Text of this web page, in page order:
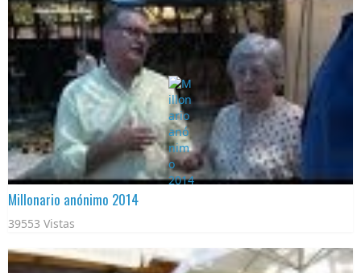
Millonario anónimo 2014
39553 Vistas